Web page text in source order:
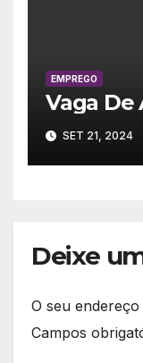
EMPREGO
Vaga
SET 21, 2024
Deixe
O seu
Campos